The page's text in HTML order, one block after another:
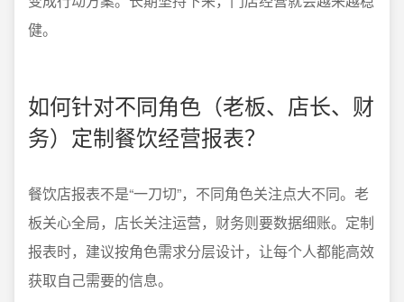
健。
如何针对不同角色（老板、店长、财
务）定制餐饮经营报表？
餐饮店报表不是“一刀切”，不同角色关注点大不同。老
板关心全局，店长关注运营，财务则要数据细账。定制
报表时，建议按角色需求分层设计，让每个人都能高效
获取自己需要的信息。